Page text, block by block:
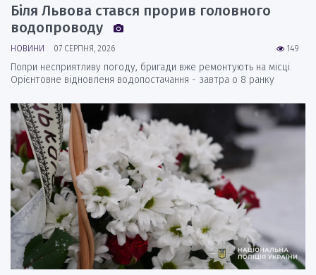
Біля Львова стався прорив головного
водопроводу
149
НОВИНИ 07 СЕРПНЯ, 2026
Попри несприятливу погоду, бригади вже ремонтують на місці.
Орієнтовне відновленя водопостачання - завтра о 8 ранку